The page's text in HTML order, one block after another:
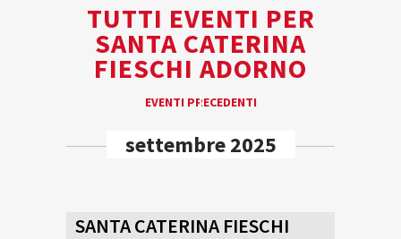
TUTTI EVENTI PER
SANTA CATERINA
FIESCHI ADORNO
NAVIGATION
EVENTI PRECEDENTI
settembre 2025
SANTA CATERINA FIESCHI